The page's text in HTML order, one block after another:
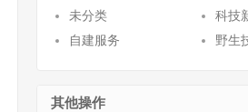
未分类
科技
自建服务
野生
其他操作